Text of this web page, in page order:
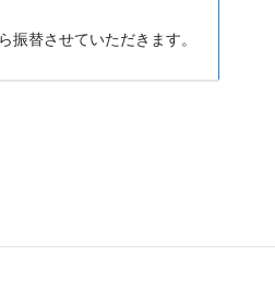
替させていただきます。